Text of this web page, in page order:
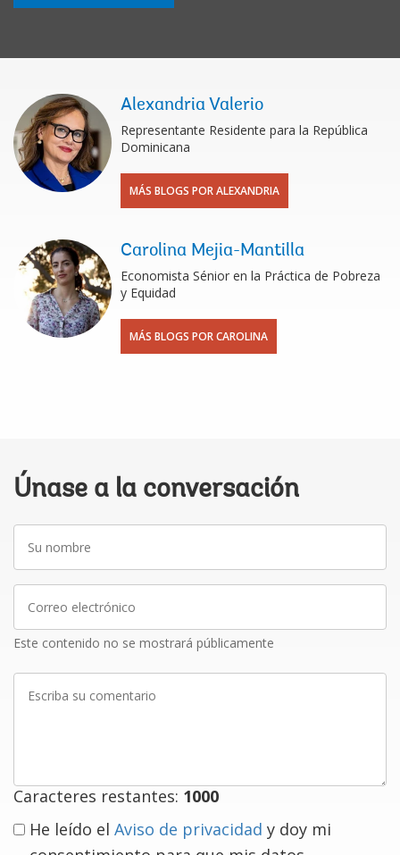
Alexandria Valerio
Representante Residente para la República
Dominicana
MÁS BLOGS POR ALEXANDRIA
Carolina Mejia-Mantilla
Economista Sénior en la Práctica de Pobreza
y Equidad
MÁS BLOGS POR CAROLINA
Únase a la conversación
nombre
electrónico
Este contenido no se mostrará públicamente
Caracteres restantes: 1000
He leído el Aviso de privacidad y doy mi